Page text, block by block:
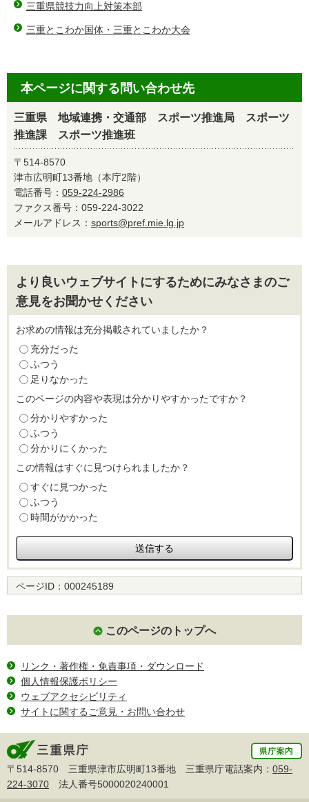
三重県競技力向上対策本部
三重とこわか国体・三重とこわか大会
本ページに関する問い合わせ先
三重県 地域連携・交通部 スポーツ推進局 スポーツ
推進課 スポーツ推進班
〒514-8570
津市広明町13番地（本庁2階）
電話番号： 059-224-2986
ファクス番号：059-224-3022
メールアドレス： sports@pref.mie.lg.jp
より良いウェブサイトにするためにみなさまのご
意見をお聞かせください
お求めの情報は充分掲載されていましたか？
充分だった
ふつう
足りなかった
このページの内容や表現は分かりやすかったですか？
分かりやすかった
ふつう
分かりにくかった
この情報はすぐに見つけられましたか？
すぐに見つかった
ふつう
時間がかかった
ページID： 000245189
このページのトップへ
リンク・著作権・免責事項・ダウンロード
個人情報保護ポリシー
ウェブアクセシビリティ
サイトに関するご意見・お問い合わせ
〒514-8570 三重県津市広明町13番地 三重県庁電話案内： 059-
224-3070 法人番号5000020240001